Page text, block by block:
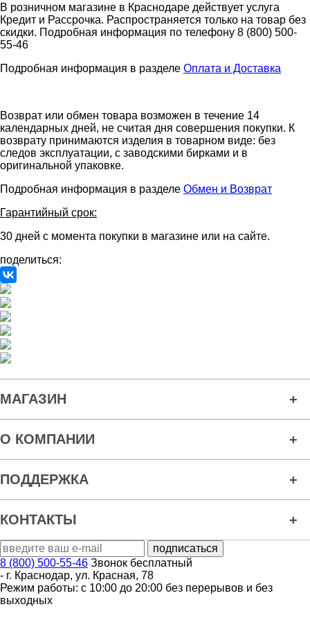
В розничном магазине в Краснодаре действует услуга
Кредит и Рассрочка. Распространяется только на товар без
скидки. Подробная информация по телефону 8 (800) 500-
55-46
Подробная информация в разделе Оплата и Доставка
Возврат или обмен товара возможен в течение 14
календарных дней, не считая дня совершения покупки. К
возврату принимаются изделия в товарном виде: без
следов эксплуатации, с заводскими бирками и в
оригинальной упаковке.
Подробная информация в разделе Обмен и Возврат
Гарантийный срок:
30 дней с момента покупки в магазине или на сайте.
поделиться:
МАГАЗИН
О КОМПАНИИ
ПОДДЕРЖКА
КОНТАКТЫ
8 (800) 500-55-46 Звонок бесплатный
- г. Краснодар, ул. Красная, 78
Режим работы: с 10:00 до 20:00 без перерывов и без
выходных